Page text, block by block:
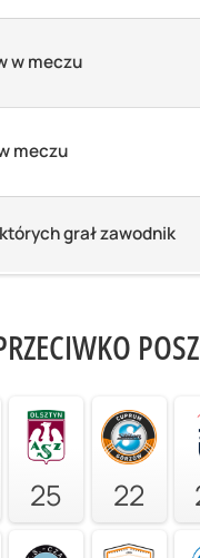
w meczu
meczu
grał zawodnik
25 22